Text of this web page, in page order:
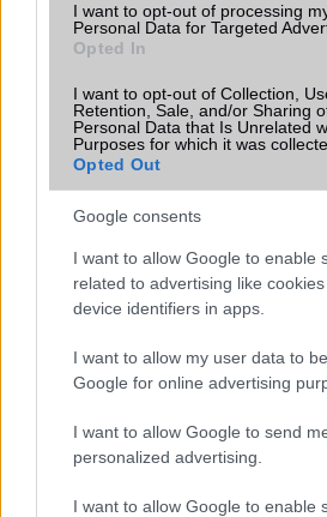
I want to opt-out of processing
Personal Data for Targeted
Opted In
I want to opt-out of Collection,
Retention, Sale, and/or Sharing
Personal Data that Is Unrelated
Purposes for which it was
Opted Out
Google consents
I want to allow Google to enable
related to advertising like
device identifiers in apps.
I want to allow my user data to
Google for online advertising
I want to allow Google to send
personalized advertising.
I want to allow Google to enable
Terület
Brand Nincs
Védelem
N/A = Nincs adat. Legutóbbi frissítés: 2026-